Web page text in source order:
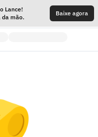
Lance!
da mão.
Baixe agora